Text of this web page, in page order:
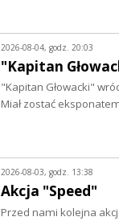
2026-08-04, godz. 20:03
"Kapitan
"Kapitan Głowacki"
Miał zostać
2026-08-03, godz. 13:38
Akcja "Speed"
Przed nami kolejna